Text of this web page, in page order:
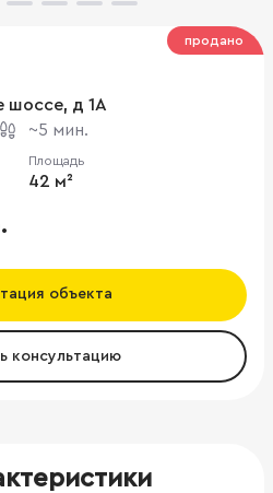
шоссе, д 1А
~5 мин.
Площадь
42 м²
объекта
консультацию
продано